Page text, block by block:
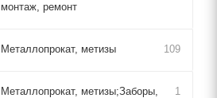
монтаж, ремонт
Металлопрокат, метизы 109
Металлопрокат, метизы;Заборы,
1